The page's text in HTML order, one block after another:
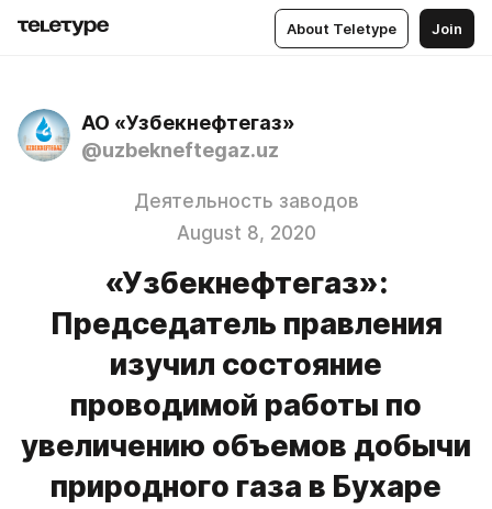
About Teletype Join
АО «Узбекнефтегаз»
@uzbekneftegaz.uz
Деятельность заводов
August 8, 2020
«Узбекнефтегаз»:
Председатель правления
изучил состояние
проводимой работы по
увеличению объемов добычи
природного газа в Бухаре